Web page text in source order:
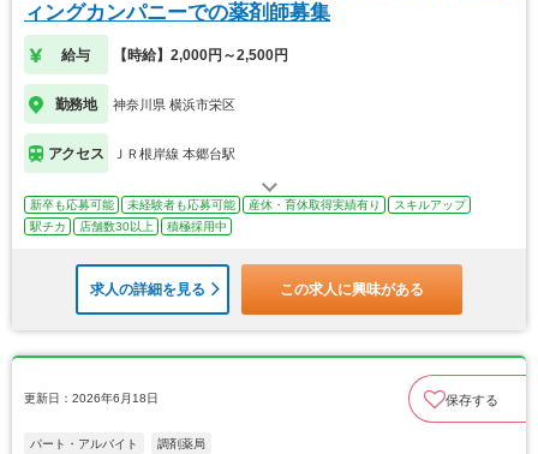
ィングカンパニーでの薬剤師募集
給与 【時給】2,000円～2,500円
勤務地 神奈川県 横浜市栄区
アクセス ＪＲ根岸線 本郷台駅
新卒も応募可能 未経験者も応募可能 産休・育休取得実績有り
スキルアップ
駅チカ
店舗数30以上 積極採用中
求人の詳細を見る この求人に興味がある
更新日：2026年6月18日 保存する
パート・アルバイト 調剤薬局